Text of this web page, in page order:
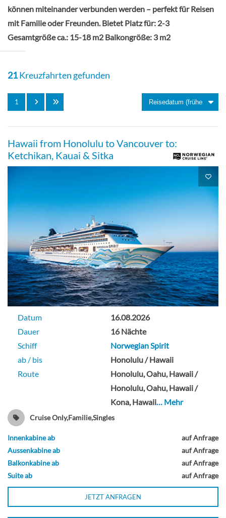
Solo Balkonkabine-[BT]
Deck 09
Balkonkabine
Familien Innenkabine-[I4]
Innenkabine, mittschiffs-[IA]
Deck 11
Innenkabine
Innenkabine, mitfschiffs-[IB]
können miteinander verbunden werden – perfekt für Reisen
mit Familie oder Freunden. Bietet Platz für: 2-3
Gesamtgröße ca.: 15-18 m2 Balkongröße: 3 m2
21Kreuzfahrten gefunden
1
Hawaii from Honolulu to Vancouver to:
Ketchikan, Kauai & Sitka
Datum
16.08.2026
Dauer
16 Nächte
Schiff
Norwegian Spirit
ab / bis
Honolulu / Hawaii
Route
Honolulu, Oahu, Hawaii /
Honolulu, Oahu, Hawaii /
Kona, Hawaii… Mehr
Cruise Only,Familie,Singles
Innenkabine ab
auf Anfrage
Aussenkabine ab
auf Anfrage
Balkonkabine ab
auf Anfrage
Suite ab
auf Anfrage
JETZT ANFRAGEN